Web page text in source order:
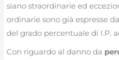
siano straordinarie ed
ordinarie sono già espresse
del grado percentuale di I.P.
Con riguardo al danno da